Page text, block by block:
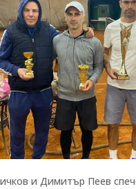
и Димитър Пеев